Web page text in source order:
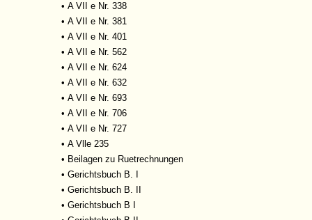
• A VII e Nr. 338
• A VII e Nr. 381
• A VII e Nr. 401
• A VII e Nr. 562
• A VII e Nr. 624
• A VII e Nr. 632
• A VII e Nr. 693
• A VII e Nr. 706
• A VII e Nr. 727
• A Vlle 235
• Beilagen zu Ruetrechnungen
• Gerichtsbuch B. I
• Gerichtsbuch B. II
• Gerichtsbuch B I